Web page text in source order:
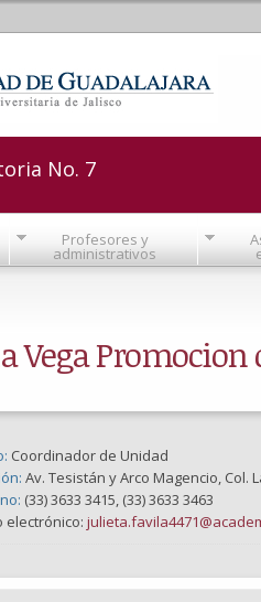
No. 7
Profesores y
administrativos
Vega Promocion
Coordinador de Unidad
Av. Tesistán y Arco Magencio, Col.
(33) 3633 3415, (33) 3633 3463
electrónico: